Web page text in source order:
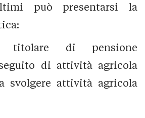
può presentarsi la
titolare di pensione
di attività agricola
svolgere attività agricola